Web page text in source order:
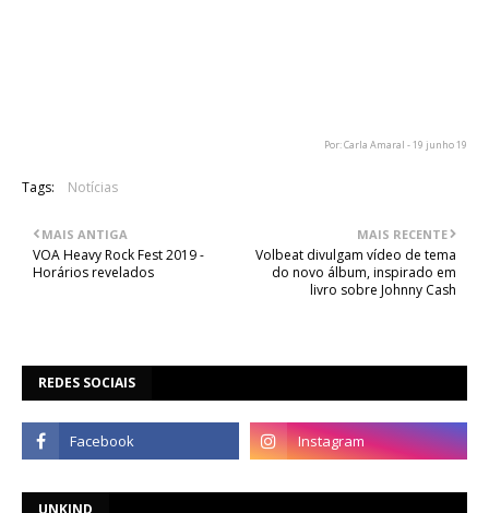
Por: Carla Amaral - 19 junho 19
Tags: Notícias
MAIS RECENTE
Volbeat divulgam vídeo de tema
do novo álbum, inspirado em
livro sobre Johnny Cash
MAIS ANTIGA
VOA Heavy Rock Fest 2019 -
Horários revelados
REDES SOCIAIS
UNKIND